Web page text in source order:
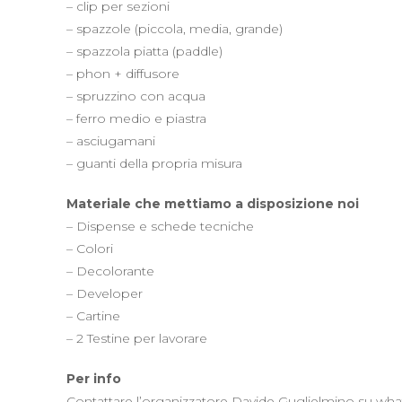
– clip per sezioni
– spazzole (piccola, media, grande)
– spazzola piatta (paddle)
– phon + diffusore
– spruzzino con acqua
– ferro medio e piastra
– asciugamani
– guanti della propria misura
Materiale che mettiamo a disposizione noi
– Dispense e schede tecniche
– Colori
– Decolorante
– Developer
– Cartine
– 2 Testine per lavorare
Per info